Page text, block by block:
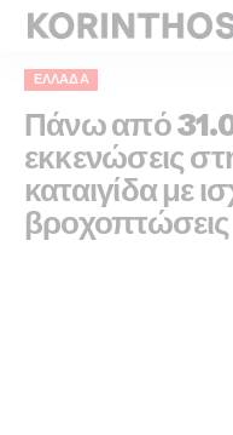
ΕΛΛΆΔΑ
Πάνω από
εκκενώσεις
καταιγίδα με
βροχοπτώσεις